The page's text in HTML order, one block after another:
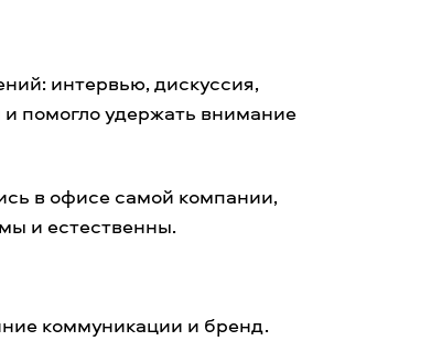
интервью, дискуссия,
помогло удержать внимание
в офисе самой компании,
и естественны.
коммуникации и бренд.